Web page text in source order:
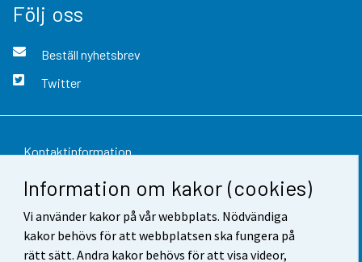
Information om kakor (cookies)
Vi använder kakor på vår webbplats. Nödvändiga
kakor behövs för att webbplatsen ska fungera på
rätt sätt. Andra kakor behövs för att visa videor,
Följ oss
Beställ nyhetsbrev
Twitter
Kontaktinformation
Respons
Användarvillkor
Dataskydd